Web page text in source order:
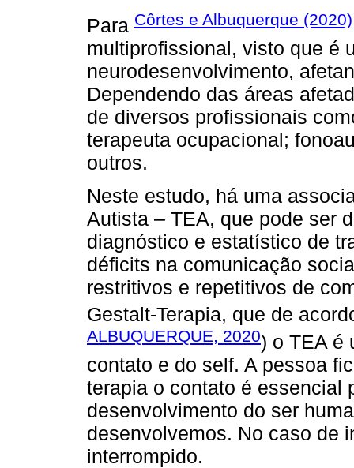
Para Côrtes e Albuquerque (2020)
multiprofissional, visto que é
neurodesenvolvimento,
Dependendo das áreas
de diversos profissionais
terapeuta ocupacional;
outros.
Neste estudo, há uma
Autista – TEA, que pode ser
diagnóstico e estatístico de
déficits na comunicação
restritivos e repetitivos de
Gestalt-Terapia, que de
ALBUQUERQUE, 2020) o TEA é
contato e do self. A pessoa
terapia o contato é essencial
desenvolvimento do ser
desenvolvemos. No caso de
interrompido.